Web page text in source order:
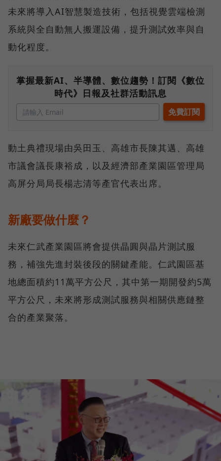
未來將導入AI智慧製造技術，包括視覺雲端檢測
系統與全自動無人搬運設備，提升測試效率與自
動化程度。
掌握最新AI、半導體、數位趨勢！訂閱《數位
時代》日報及社群活動訊息
動土典禮現場由吳田玉、高雄市長陳其邁、高雄
市議會議長康裕成，以及經濟部產業園區管理局
高屏分局局長楊志清等產官代表出席。
新廠要做什麼？
未來仁武產業園區將會提供晶圓與晶片測試服
務，補強先進封裝後段的關鍵產能。仁武園區基
地總面積約11萬平方公尺，其中第一期開發約5萬
平方公尺，未來將形成測試服務與相關供應鏈整
合的產業聚落。